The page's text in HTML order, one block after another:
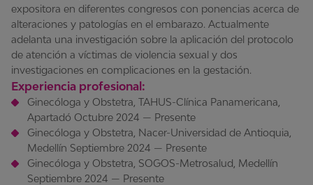
expositora en diferentes congresos con ponencias acerca de
alteraciones y patologías en el embarazo. Actualmente
adelanta una investigación sobre la aplicación del protocolo
de atención a víctimas de violencia sexual y dos
investigaciones en complicaciones en la gestación.
Experiencia profesional:
Ginecóloga y Obstetra, TAHUS-Clínica Panamericana,
Apartadó Octubre 2024 — Presente
Ginecóloga y Obstetra, Nacer-Universidad de Antioquia,
Medellín Septiembre 2024 — Presente
Ginecóloga y Obstetra, SOGOS-Metrosalud, Medellín
Septiembre 2024 — Presente